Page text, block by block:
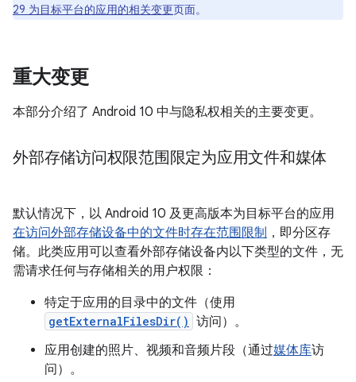
29 为目标平台的应用的相关变更页面。
重大变更
本部分介绍了 Android 10 中与隐私权相关的主要变更。
外部存储访问权限范围限定为应用文件和媒体
默认情况下，以 Android 10 及更高版本为目标平台的应用
在访问外部存储设备中的文件时存在范围限制 ，即分区存
储。 此类应用可以查看外部存储设备内以下类型的文件，无
需请求任何与存储相关的用户权限：
特定于应用的目录中的文件（使用
getExternalFilesDir() 访问）。
应用创建的照片、视频和音频片段（通过媒体库访
问）。